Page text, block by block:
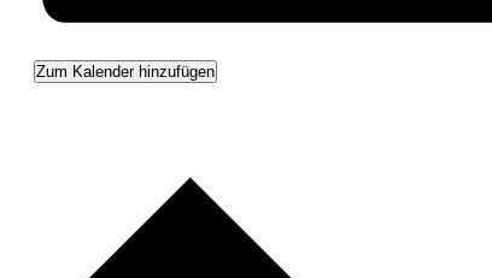
Zum Kalender hinzufügen